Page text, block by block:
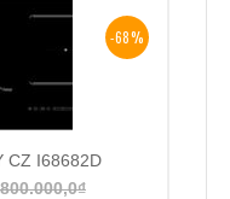
-68%
giỏ hàng
CZ I68682D
₫